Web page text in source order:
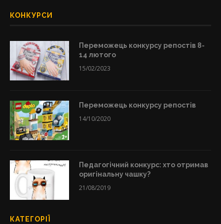
КОНКУРСИ
Переможець конкурсу репостів 8-
14 лютого
15/02/2023
Переможець конкурсу репостів
14/10/2020
Педагогічний конкурс: хто отримав
оригінальну чашку?
21/08/2019
КАТЕГОРІЇ